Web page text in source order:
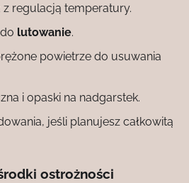
regulacją temperatury.
lutowanie.
powietrze do usuwania
i opaski na nadgarstek.
jeśli planujesz całkowitą
ostrożności